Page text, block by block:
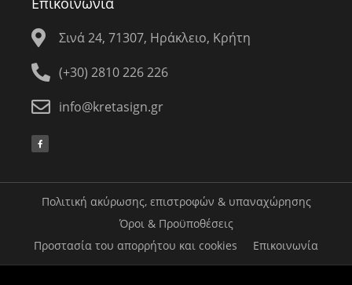
Σινά 24, 71307, Ηράκλειο, Κρήτη
(+30) 2810 226 226
info@kretasign.gr
Πολιτική ακύρωσης, επιστροφών & υπαναχώρησης
Όροι & Προϋποθέσεις
Προστασία του απορρήτου και cookies
Επικοινωνία